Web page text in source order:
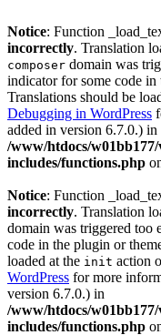
Notice: Function
incorrectly. Translation
composer domain was
indicator for some code
Translations should be
Debugging in WordPress
added in version 6.7.0.) in
/www/htdocs/
includes/functions.php
Notice: Function
incorrectly. Translation
domain was triggered too
code in the plugin or
loaded at the init action
WordPress for more
version 6.7.0.) in
/www/htdocs/
includes/functions.php